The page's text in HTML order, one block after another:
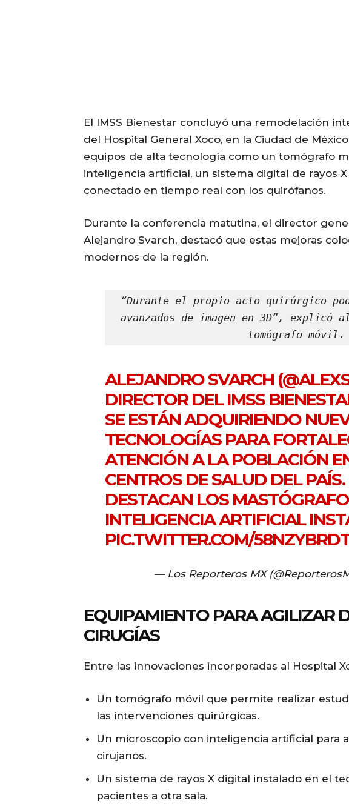
El IMSS Bienestar concluyó una remodelación
del Hospital General Xoco, en la Ciudad de
equipos de alta tecnología como un tomógrafo
inteligencia artificial, un sistema digital de rayos
conectado en tiempo real con los quirófanos.
Durante la conferencia matutina, el director
Alejandro Svarch, destacó que estas mejoras
modernos de la región.
“Durante el propio acto quirúrgico
avanzados de imagen en 3D”,
tomógrafo móvil.
ALEJANDRO SVARCH (
DIRECTOR DEL IMSS
SE ESTÁN ADQUIRIENDO
TECNOLOGÍAS PARA
ATENCIÓN A LA POBLACIÓN
CENTROS DE SALUD DEL
DESTACAN LOS
INTELIGENCIA ARTIFICIAL
PIC.TWITTER.COM/
— Los Reporteros MX
EQUIPAMIENTO PARA AGILIZAR
CIRUGÍAS
Entre las innovaciones incorporadas al Hospital
Un tomógrafo móvil que permite realizar
las intervenciones quirúrgicas.
Un microscopio con inteligencia artificial para
cirujanos.
Un sistema de rayos X digital instalado en el
pacientes a otra sala.